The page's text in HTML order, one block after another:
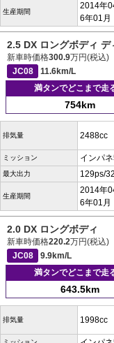
生産期間
2014年
6年01月
2.5 DX ロングボディ
新車時価格300.9万円(税込)
JC08
11.6km/L
満タンでどこまで走
754km
排気量 2488cc
ミッション インパ
最大出力 129ps/
生産期間
2014年
6年01月
2.0 DX ロングボディ
新車時価格220.2万円(税込)
JC08
9.9km/L
満タンでどこまで走
643.5km
排気量 1998cc